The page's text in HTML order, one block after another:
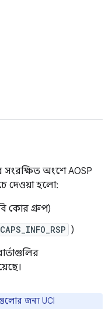
অংশে AOSP
দেওয়া হলো:
কোর গ্রুপ)
)
জন্য UCI